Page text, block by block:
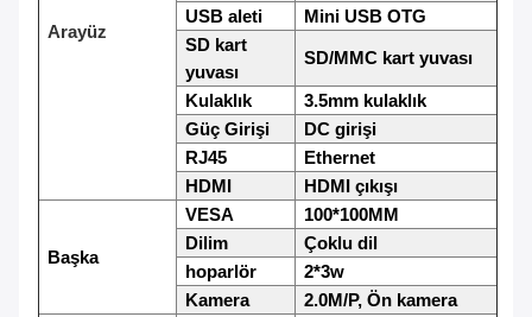
Arayüz
USB aleti
Mini USB OTG
SD kart
yuvası
SD/MMC kart yuvası
Kulaklık
3.5mm kulaklık
Güç Girişi
DC girişi
RJ45
Ethernet
HDMI
HDMI çıkışı
Başka
VESA
100*100MM
Dilim
Çoklu dil
hoparlör
2*3w
Kamera
2.0M/P, Ön kamera